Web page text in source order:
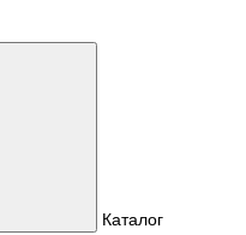
Каталог